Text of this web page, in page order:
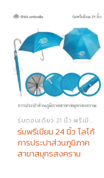
ร่มตอนเดียว 21 นิ้ว พรีเมียม
ร่มพรีเมียม 24 นิ้ว โลโก้
การประปาส่วนภูมิภาค
สาขาสมุทรสงคราม